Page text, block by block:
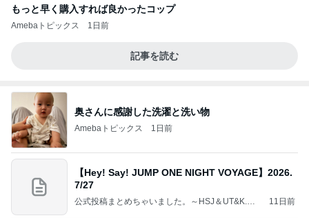
もっと早く購入すれば良かったコップ
Amebaトピックス 1日前
記事を読む
奥さんに感謝した洗濯と洗い物
Amebaトピックス 1日前
【Hey! Say! JUMP ONE NIGHT VOYAGE】2026.
7/27
公式投稿まとめちゃいました。～HSJ＆UT&K.O.
11日前